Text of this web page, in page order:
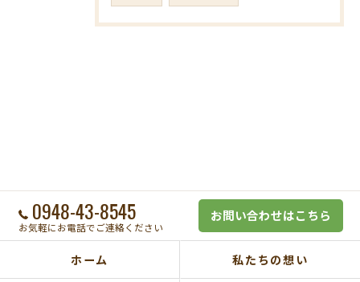
0948-43-8545
お気軽にお電話でご連絡ください
お問い合わせはこちら
ホーム 私たちの想い